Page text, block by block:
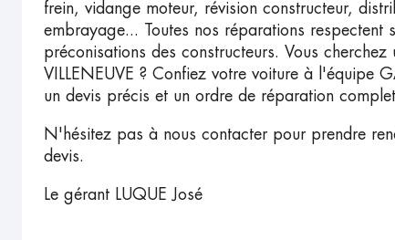
frein, vidange moteur, révision constructeur,
embrayage... Toutes nos réparations respectent
préconisations des constructeurs. Vous
VILLENEUVE ? Confiez votre voiture à l'équipe
un devis précis et un ordre de réparation
N'hésitez pas à nous contacter pour prendre
devis.
Le gérant LUQUE José